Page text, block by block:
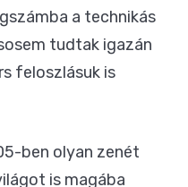
a technikás
tudtak igazán
feloszlásuk is
ben olyan zenét
is magába